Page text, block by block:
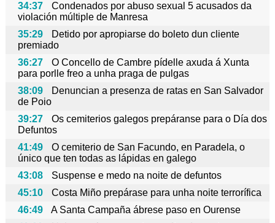
34:37
Condenados por abuso sexual 5 acusados da
violación múltiple de Manresa
35:29
Detido por apropiarse do boleto dun cliente
premiado
36:27
O Concello de Cambre pídelle axuda á Xunta
para porlle freo a unha praga de pulgas
38:09
Denuncian a presenza de ratas en San Salvador
de Poio
39:27
Os cemiterios galegos prepáranse para o Día dos
Defuntos
41:49
O cemiterio de San Facundo, en Paradela, o
único que ten todas as lápidas en galego
43:08
Suspense e medo na noite de defuntos
45:10
Costa Miño prepárase para unha noite terrorífica
46:49
A Santa Campaña ábrese paso en Ourense